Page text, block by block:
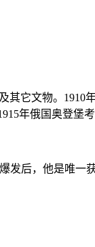
它文物。1910
年俄国奥登堡
发后，他是唯